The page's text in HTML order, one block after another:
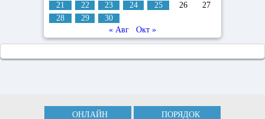
21
22 23 24 25 26
27
28
29
30
« Авг
Окт »
ОНЛАЙН ПОРЯДОК